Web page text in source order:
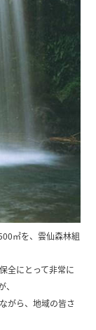
㎡を、雲仙森林組
全にとって非常に
がら、地域の皆さ